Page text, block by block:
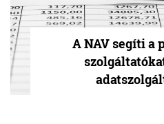
A NAV segíti a